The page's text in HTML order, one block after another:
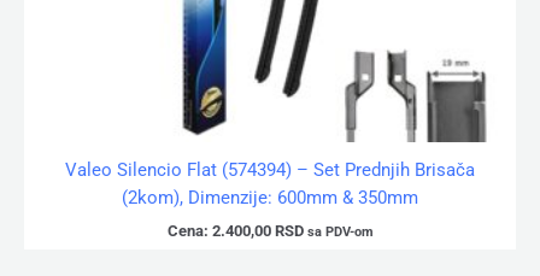
Valeo Silencio Flat (574394) – Set Prednjih Brisača
(2kom), Dimenzije: 600mm & 350mm
Cena: 2.400,00 RSD sa PDV-om